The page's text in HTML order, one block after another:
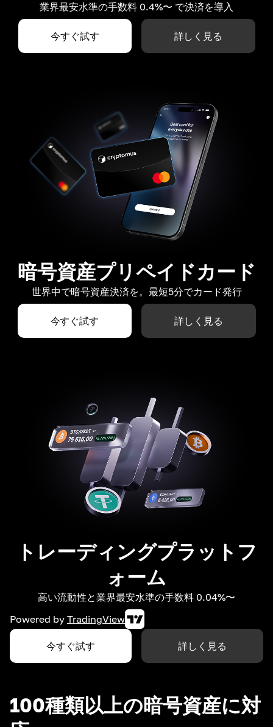
業界最安水準の手数料 0.4%〜 で決済を導入
今すぐ試す 詳しく見る
暗号資産プリペイドカード
世界中で暗号資産決済を。最短5分でカード発行
今すぐ試す 詳しく見る
トレーディングプラットフ
ォーム
高い流動性と業界最安水準の手数料 0.04%〜
Powered by TradingView
今すぐ試す 詳しく見る
100種類以上の暗号資産に対